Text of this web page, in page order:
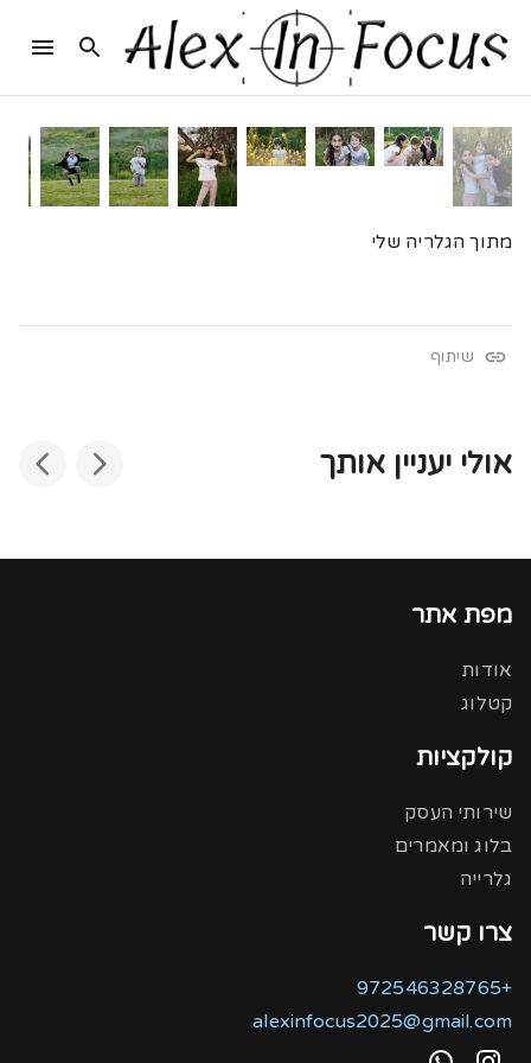
מתוך הגלריה שלי
שיתוף
אולי יעניין אותך
מפת אתר
אודות
קטלוג
קולקציות
שירותי העסק
בלוג ומאמרים
גלרייה
צרו קשר
+972546328765
alexinfocus2025@gmail.com